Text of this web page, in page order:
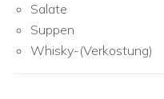
Salate
Suppen
Whisky-(Verkostung)